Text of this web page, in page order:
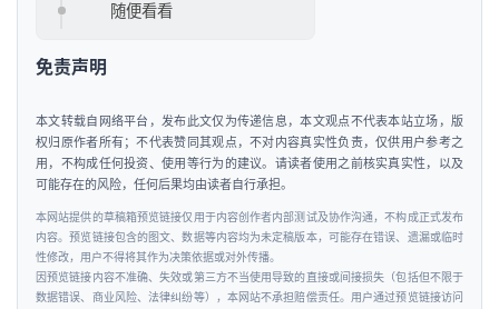
投
资
人
工
智
能
随便看看
免责声明
本文转载自网络平台，发布此文仅为传递信息，本文观点不代表本站立场，版
权归原作者所有；不代表赞同其观点，不对内容真实性负责，仅供用户参考之
用，不构成任何投资、使用等行为的建议。请读者使用之前核实真实性，以及
可能存在的风险，任何后果均由读者自行承担。
本网站提供的草稿箱预览链接仅用于内容创作者内部测试及协作沟通，不构成正式发布
内容。预览链接包含的图文、数据等内容均为未定稿版本，可能存在错误、遗漏或临时
性修改，用户不得将其作为决策依据或对外传播。
因预览链接内容不准确、失效或第三方不当使用导致的直接或间接损失（包括但不限于
数据错误、商业风险、法律纠纷等），本网站不承担赔偿责任。用户通过预览链接访问